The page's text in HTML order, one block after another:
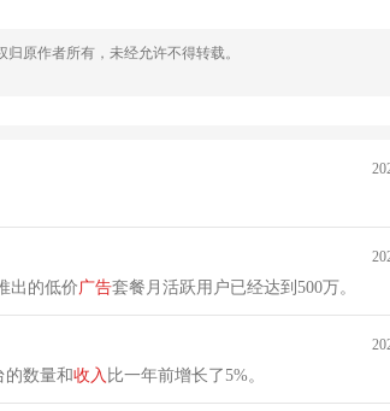
原作者所有，未经允许不得转载。
出的低价广告套餐月活跃用户已经达到500万。
数量和收入 比一年前增长了5%。